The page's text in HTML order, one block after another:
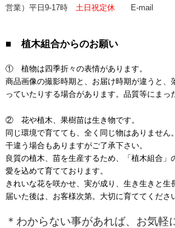
営業）平日9-17時 土日祝定休 E-mail
■ 植木組合からのお願い
① 植物は四季折々の表情があります。
商品画像の撮影時期と、お届け時期が違うと、
っていたりする場合があります。品質等にまっ
② 花や植木、果樹苗は生き物です。
同じ環境で育てても、全く同じ物はありません
干違う場合もありますがご了承下さい。
良質の植木、苗を生産するため、「植木組合」
愛を込めて育てております。
きれいな花を咲かせ、実が成り、生き生きと生
届いた後は、お客様次第。大切に育ててくださ
＊わからない事があれば、お気軽